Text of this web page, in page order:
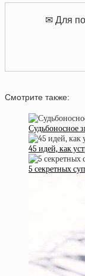
✉ Для
Смотрите также:
Судьбоносное
45 идей, как
5 секретных